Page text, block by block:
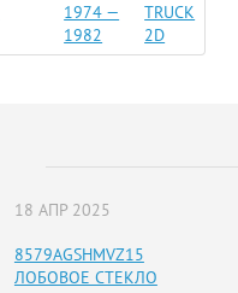
1974 —
1982
TRUCK
2D
18 АПР 2025
8579AGSHMVZ15
ЛОБОВОЕ СТЕКЛО